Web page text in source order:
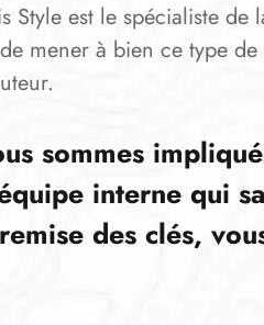
Style est le spécialiste de
mener à bien ce type
sommes
interne qui
des clés,